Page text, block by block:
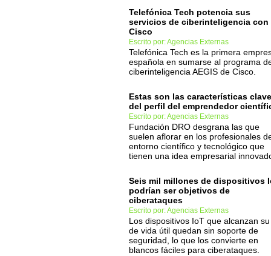
Telefónica Tech potencia sus
servicios de ciberinteligencia con
Cisco
Escrito por: Agencias Externas
Telefónica Tech es la primera
española en sumarse al programa
ciberinteligencia AEGIS de Cisco.
Estas son las características clave
del perfil del emprendedor
Escrito por: Agencias Externas
Fundación DRO desgrana las que
suelen aflorar en los profesionales
entorno científico y tecnológico que
tienen una idea empresarial
Seis mil millones de dispositivos
podrían ser objetivos de
ciberataques
Escrito por: Agencias Externas
Los dispositivos IoT que alcanzan
de vida útil quedan sin soporte de
seguridad, lo que los convierte en
blancos fáciles para ciberataques.